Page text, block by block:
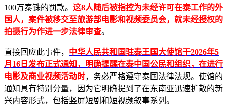
100万泰铢的罚款。 这8人随后被指控为未经许可在泰工作的外
国人，案件被移交至旅游部电影和视频委员会，就未经授权的
拍摄行为作进一步法律审查。
直接回应此事件， 中华人民共和国驻泰王国大使馆于2026年5
月16日发布正式通知，明确提醒在泰中国公民和组织，在进行
电影及商业视频活动时，务必严格遵守泰国法律法规。使馆的
通知具有特别分量，因为它明确提到了在东南亚迅速扩散的新
兴内容形式，包括竖屏短剧和短视频叙事系列。